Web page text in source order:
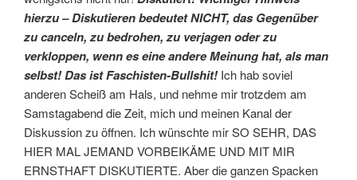
hierzu – Diskutieren bedeutet NICHT, das Gegenüber
zu canceln, zu bedrohen, zu verjagen oder zu
verkloppen, wenn es eine andere Meinung hat, als man
selbst! Das ist Faschisten-Bullshit!Ich hab soviel
anderen Scheiß am Hals, und nehme mir trotzdem am
Samstagabend die Zeit, mich und meinen Kanal der
Diskussion zu öffnen. Ich wünschte mir SO SEHR, DAS
HIER MAL JEMAND VORBEIKÄME UND MIT MIR
ERNSTHAFT DISKUTIERTE. Aber die ganzen Spacken